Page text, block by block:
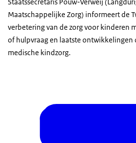
Maatschappelijke Zorg) informeert de
verbetering van de zorg voor kinderen
of hulpvraag en laatste ontwikkelingen
medische kindzorg.